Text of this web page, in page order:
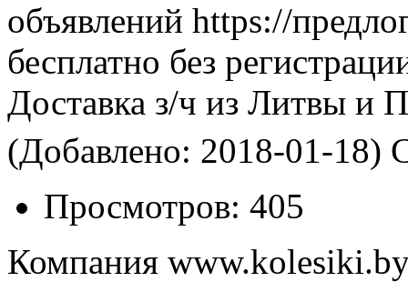
объявлений https://
бесплатно без
Доставка з/ч из Литвы и
(Добавлено: 2018-01-18)
Просмотров: 405
Компания www.kolesiki.by